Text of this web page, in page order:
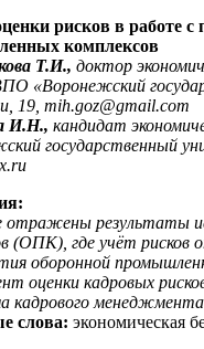
рисков в работе с
комплексов
Т.И., доктор
«Воронежский
19, mih.goz@gmail.com
И.Н., кандидат
государственный
.ru
результаты
(ОПК), где учёт рисков
оборонной
оценки кадровых
кадрового менеджмента
слова: экономическая